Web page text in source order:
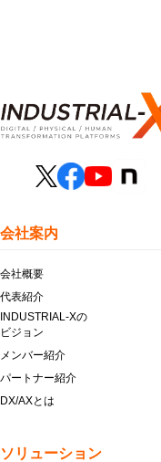
会社案内
会社概要
代表紹介
INDUSTRIAL-Xの
ビジョン
メンバー紹介
パートナー紹介
DX/AXとは
ソリューション